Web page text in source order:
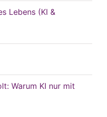
Lebens (KI &
Warum KI nur mit